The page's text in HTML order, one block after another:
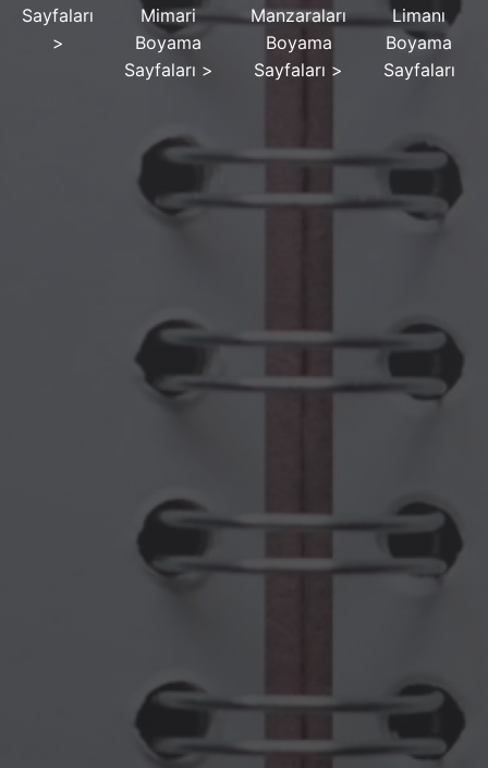
Sayfaları
>
Mimari
Boyama
Sayfaları >
Manzaraları
Boyama
Sayfaları >
Limanı
Boyama
Sayfaları